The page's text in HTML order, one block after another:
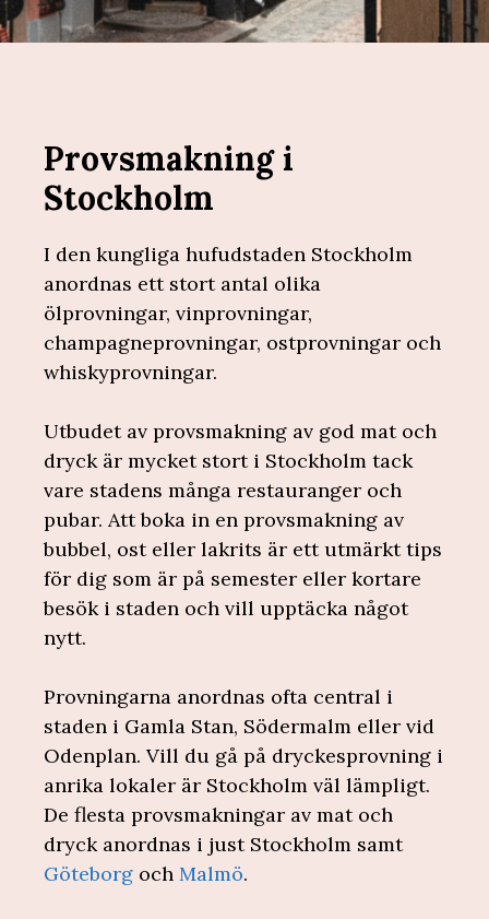
Provsmakning i
Stockholm
I den kungliga hufudstaden Stockholm
anordnas ett stort antal olika
ölprovningar, vinprovningar,
champagneprovningar, ostprovningar och
whiskyprovningar.
Utbudet av provsmakning av god mat och
dryck är mycket stort i Stockholm tack
vare stadens många restauranger och
pubar. Att boka in en provsmakning av
bubbel, ost eller lakrits är ett utmärkt tips
för dig som är på semester eller kortare
besök i staden och vill upptäcka något
nytt.
Provningarna anordnas ofta central i
staden i Gamla Stan, Södermalm eller vid
Odenplan. Vill du gå på dryckesprovning i
anrika lokaler är Stockholm väl lämpligt.
De flesta provsmakningar av mat och
dryck anordnas i just Stockholm samt
Göteborg och Malmö.